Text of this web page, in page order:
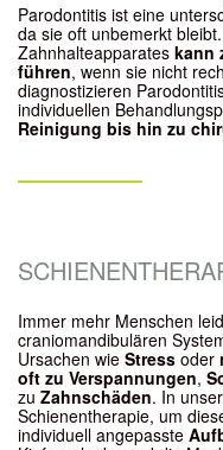
Parodontitis ist eine
da sie oft unbemerkt
Zahnhalteapparates kann
führen, wenn sie nicht
diagnostizieren
individuellen
Reinigung bis hin zu
Immer mehr Menschen
craniomandibulären
Ursachen wie Stress oder
oft zu Verspannungen,
zu Zahnschäden. In
Schienentherapie, um
individuell angepasste